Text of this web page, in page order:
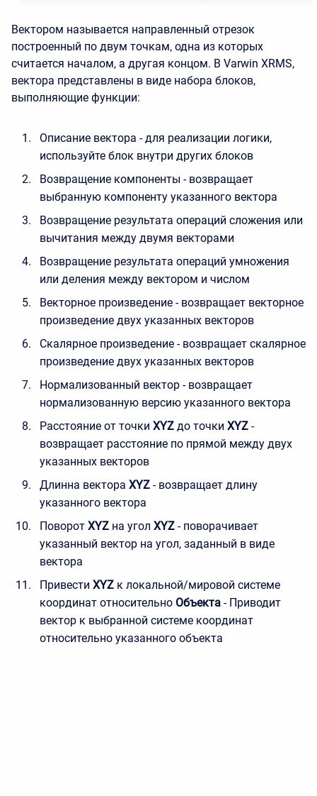
Вектором называется направленный отрезок
построенный по двум точкам, одна из которых
считается началом, а другая концом. В Varwin XRMS,
вектора представлены в виде набора блоков,
выполняющие функции:
Описание вектора - для реализации логики,
используйте блок внутри других блоков
Возвращение компоненты - возвращает
выбранную компоненту указанного вектора
Возвращение результата операций сложения или
вычитания между двумя векторами
Возвращение результата операций умножения
или деления между вектором и числом
Векторное произведение - возвращает векторное
произведение двух указанных векторов
Скалярное произведение - возвращает скалярное
произведение двух указанных векторов
Нормализованный вектор - возвращает
нормализованную версию указанного вектора
Расстояние от точки XYZ до точки XYZ -
возвращает расстояние по прямой между двух
указанных векторов
Длинна вектора XYZ - возвращает длину
указанного вектора
Поворот XYZ на угол XYZ - поворачивает
указанный вектор на угол, заданный в виде
вектора
Привести XYZ к локальной/мировой системе
координат относительно Объекта - Приводит
вектор к выбранной системе координат
относительно указанного объекта